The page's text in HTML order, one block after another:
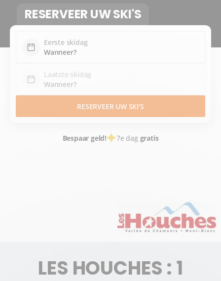
RESERVEER UW SKI'S
Eerste skidag
Laatste skidag
RESERVEER UW SKI'S
Bespaar geld! 7e dag gratis
LES HOUCHES : 1